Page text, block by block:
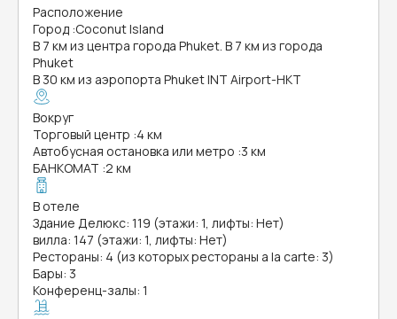
Расположение
Город :Coconut Island
В 7 км из центра города Phuket. В 7 км из города
Phuket
В 30 км из аэропорта Phuket INT Airport-HKT
Вокруг
Торговый центр :4 км
Автобусная остановка или метро :3 км
БАНКОМАТ :2 км
В отеле
Здание Делюкс: 119 (этажи: 1, лифты: Нет)
вилла: 147 (этажи: 1, лифты: Нет)
Рестораны: 4 (из которых рестораны a la carte: 3)
Бары: 3
Конференц-залы: 1